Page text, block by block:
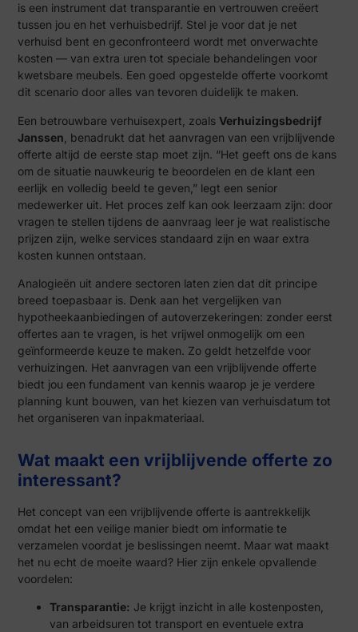
is een instrument dat transparantie en vertrouwen creëert
tussen jou en het verhuisbedrijf. Stel je voor dat je net
verhuisd bent en geconfronteerd wordt met onverwachte
kosten — van extra uren tot speciale behandelingen voor
kwetsbare meubels. Een goed opgestelde offerte voorkomt
dit scenario door alles van tevoren duidelijk te maken.
Een betrouwbare verhuisexpert, zoalsVerhuizingsbedrijf
Janssen , benadrukt dat het aanvragen van een vrijblijvende
offerte altijd de eerste stap moet zijn. “Het geeft ons de kans
om de situatie nauwkeurig te beoordelen en de klant een
eerlijk en volledig beeld te geven,” legt een senior
medewerker uit. Het proces zelf kan ook leerzaam zijn: door
vragen te stellen tijdens de aanvraag leer je wat realistische
prijzen zijn, welke services standaard zijn en waar extra
kosten kunnen ontstaan.
Analogieën uit andere sectoren laten zien dat dit principe
breed toepasbaar is. Denk aan het vergelijken van
hypotheekaanbiedingen of autoverzekeringen: zonder eerst
offertes aan te vragen, is het vrijwel onmogelijk om een
geïnformeerde keuze te maken. Zo geldt hetzelfde voor
verhuizingen. Het aanvragen van een vrijblijvende offerte
biedt jou een fundament van kennis waarop je je verdere
planning kunt bouwen, van het kiezen van verhuisdatum tot
het organiseren van inpakmateriaal.
Wat maakt een vrijblijvende offerte zo
interessant?
Het concept van een vrijblijvende offerte is aantrekkelijk
omdat het een veilige manier biedt om informatie te
verzamelen voordat je beslissingen neemt. Maar wat maakt
het nu echt de moeite waard? Hier zijn enkele opvallende
voordelen:
Transparantie: Je krijgt inzicht in alle kostenposten,
van arbeidsuren tot transport en eventuele extra